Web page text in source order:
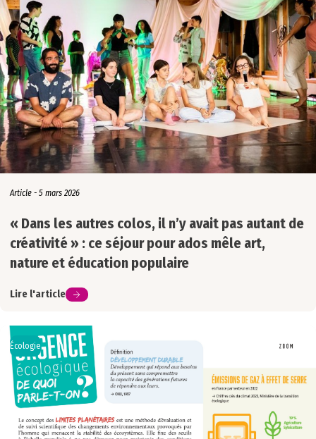
Médias & numérique
Mobilité
Politiques éducatives
Santé & prévention
Sciences & techniques
Sport
Article - 5 mars 2026
« Dans les autres colos, il n’y avait pas autant de
créativité » : ce séjour pour ados mêle art,
nature et éducation populaire
Lire l'article
Écologie